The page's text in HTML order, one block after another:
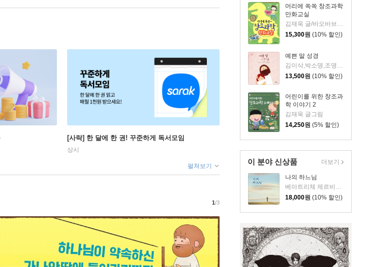
머리에 쏙쏙 창조과학
만화교실
15,300원 (10% 할인)
예쁜 말 성경
김이삭,박소명,조명숙,조소정 글/수이브흐 그림
13,500원 (10% 할인)
어린이를 위한 창조과
학 이야기 2
김재욱 글그림
14,250원 (5% 할인)
이 분야 신상품
나의 하느님
베아트리체 제르비니 글/소니아 마리아 루체 포센티니 그림/김지우 역
18,000원 (10% 할인)
더보기
[사락] 한 달에 한 권! 꾸준하게 독서모임
상시
펼쳐보기
1/3